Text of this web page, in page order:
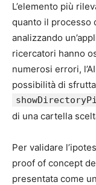
L’elemento più
quanto il processo
analizzando
ricercatori hanno
numerosi errori,
possibilità di
di una cartella
Per validare
proof of concept
presentata come